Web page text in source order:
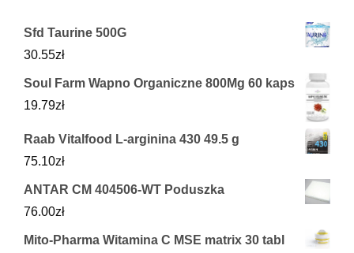
Sfd Taurine 500G
30.55zł
Soul Farm Wapno Organiczne 800Mg 60 kaps
19.79zł
Raab Vitalfood L-arginina 430 49.5 g
75.10zł
ANTAR CM 404506-WT Poduszka
76.00zł
Mito-Pharma Witamina C MSE matrix 30 tabl